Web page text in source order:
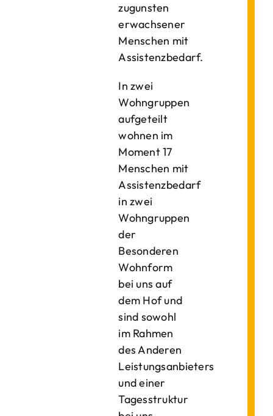
zugunsten
erwachsener
Menschen mit
Assistenzbedarf.
In zwei
Wohngruppen
aufgeteilt
wohnen im
Moment 17
Menschen mit
Assistenzbedarf
in zwei
Wohngruppen
der
Besonderen
Wohnform
bei uns auf
dem Hof und
sind sowohl
im Rahmen
des Anderen
Leistungsanbieters
und einer
Tagesstruktur